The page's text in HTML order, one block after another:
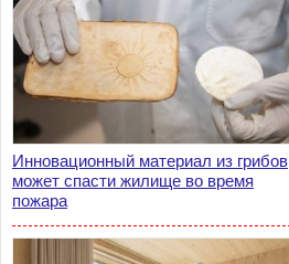
Инновационный материал из грибов
может спасти жилище во время
пожара